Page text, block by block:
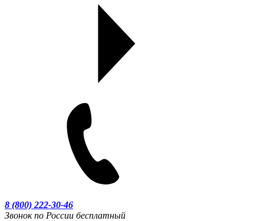
8 (800) 222-30-46
Звонок по России бесплатный